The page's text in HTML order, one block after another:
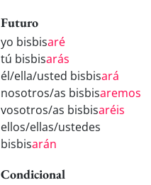
Futuro
yo bisbisaré
tú bisbisarás
él/ella/usted bisbisará
nosotros/as bisbisaremos
vosotros/as bisbisaréis
ellos/ellas/ustedes
bisbisarán
Condicional